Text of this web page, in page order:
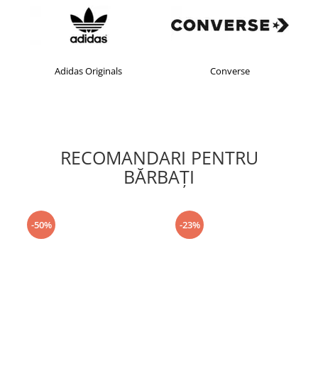
Adidas Originals Converse
RECOMANDARI PENTRU
BĂRBAŢI
-50% -23%